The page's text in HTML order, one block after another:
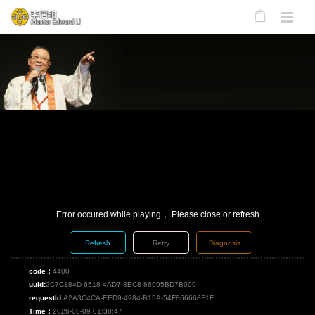
Error occured while playing， Please close or refresh
Refresh Retry Diagnosis
code： 4400
uuid:2C7C184D-6518-4AD7-8EC8-86995BD7B009
requestId:A2A3C4CA-EED9-4984-B15A-54F866668F1F
Time： 2026-08-09 01:38:47